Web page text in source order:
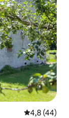
4,8 de uma
4,8 (44)